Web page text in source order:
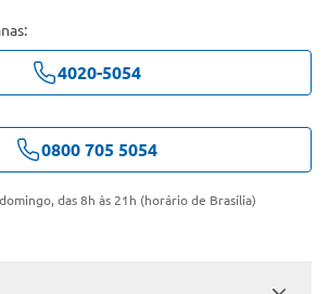
4020-5054
0800 705 5054
das 8h às 21h (horário de Brasília)